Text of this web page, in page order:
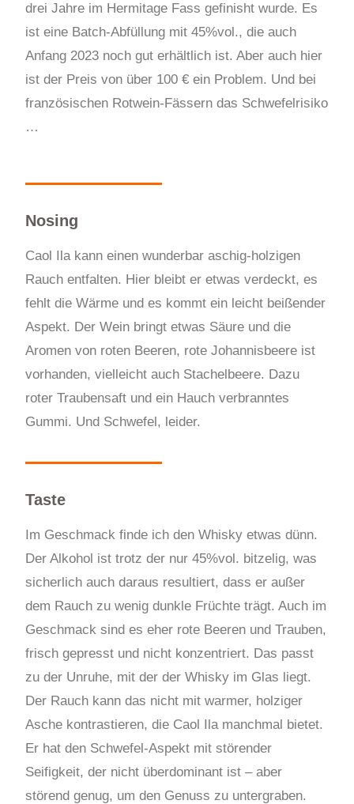
drei Jahre im Hermitage Fass gefinisht wurde. Es
ist eine Batch-Abfüllung mit 45%vol., die auch
Anfang 2023 noch gut erhältlich ist. Aber auch hier
ist der Preis von über 100 € ein Problem. Und bei
französischen Rotwein-Fässern das Schwefelrisiko
…
Nosing
Caol Ila kann einen wunderbar aschig-holzigen
Rauch entfalten. Hier bleibt er etwas verdeckt, es
fehlt die Wärme und es kommt ein leicht beißender
Aspekt. Der Wein bringt etwas Säure und die
Aromen von roten Beeren, rote Johannisbeere ist
vorhanden, vielleicht auch Stachelbeere. Dazu
roter Traubensaft und ein Hauch verbranntes
Gummi. Und Schwefel, leider.
Taste
Im Geschmack finde ich den Whisky etwas dünn.
Der Alkohol ist trotz der nur 45%vol. bitzelig, was
sicherlich auch daraus resultiert, dass er außer
dem Rauch zu wenig dunkle Früchte trägt. Auch im
Geschmack sind es eher rote Beeren und Trauben,
frisch gepresst und nicht konzentriert. Das passt
zu der Unruhe, mit der der Whisky im Glas liegt.
Der Rauch kann das nicht mit warmer, holziger
Asche kontrastieren, die Caol Ila manchmal bietet.
Er hat den Schwefel-Aspekt mit störender
Seifigkeit, der nicht überdominant ist – aber
störend genug, um den Genuss zu untergraben.